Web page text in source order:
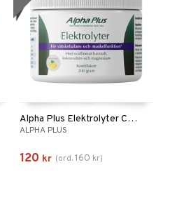
Alpha Plus Elektrolyter Citron
ALPHA PLUS
120 kr (ord.160 kr)